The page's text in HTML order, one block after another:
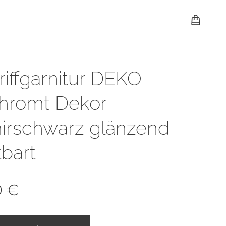
DEKO
Dekor
glänzend
€